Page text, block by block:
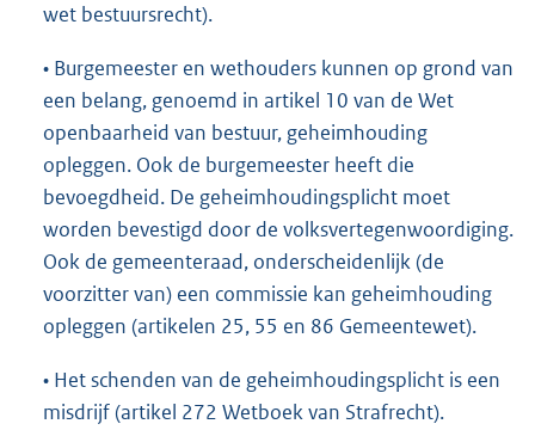
wet bestuursrecht).
• Burgemeester en wethouders kunnen op grond van
een belang, genoemd in artikel 10 van de Wet
openbaarheid van bestuur, geheimhouding
opleggen. Ook de burgemeester heeft die
bevoegdheid. De geheimhoudingsplicht moet
worden bevestigd door de volksvertegenwoordiging.
Ook de gemeenteraad, onderscheidenlijk (de
voorzitter van) een commissie kan geheimhouding
opleggen (artikelen 25, 55 en 86 Gemeentewet).
• Het schenden van de geheimhoudingsplicht is een
misdrijf (artikel 272 Wetboek van Strafrecht).